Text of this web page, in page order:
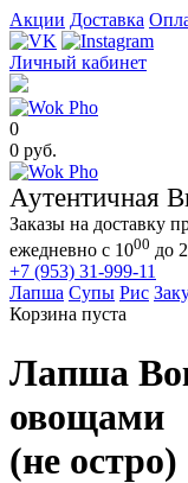
Акции Доставка
Личный кабинет
0
0 руб.
Аутентичная
Заказы на доставку
ежедневно с 1000 до
+7 (953) 31-999-11
Лапша Супы Рис
Корзина пуста
Лапша
овощами
(не остро)